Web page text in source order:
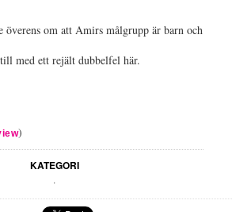
överens om att Amirs målgrupp är barn och
med ett rejält dubbelfel här.
)
KATEGORI
.